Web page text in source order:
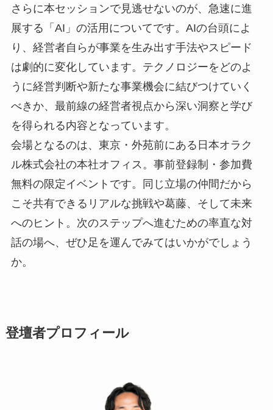
さらに本セッションで見逃せないのが、急速に進
展する「AI」の活用についてです。AIの台頭によ
り、経営者自らが事業を生み出す手法やスピード
は劇的に変化しています。テクノロジーをどのよ
うに経営判断や新たな事業機会に結びつけていく
べきか、最前線の経営者視点から深い洞察と学び
を得られる内容となっています。
会場となるのは、東京・外苑前にある日本オラク
ル株式会社の本社オフィス。事前登録制・参加費
無料の限定イベントです。同じ立場の仲間だから
こそ共有できるリアルな挑戦や葛藤、そして未来
へのヒント。次のステップへ進むための率直な対
話の場へ、ぜひ足を運んでみてはいかがでしょう
か。
登壇者プロフィール